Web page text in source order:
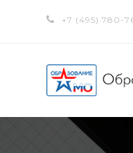
+7 (495) 780-